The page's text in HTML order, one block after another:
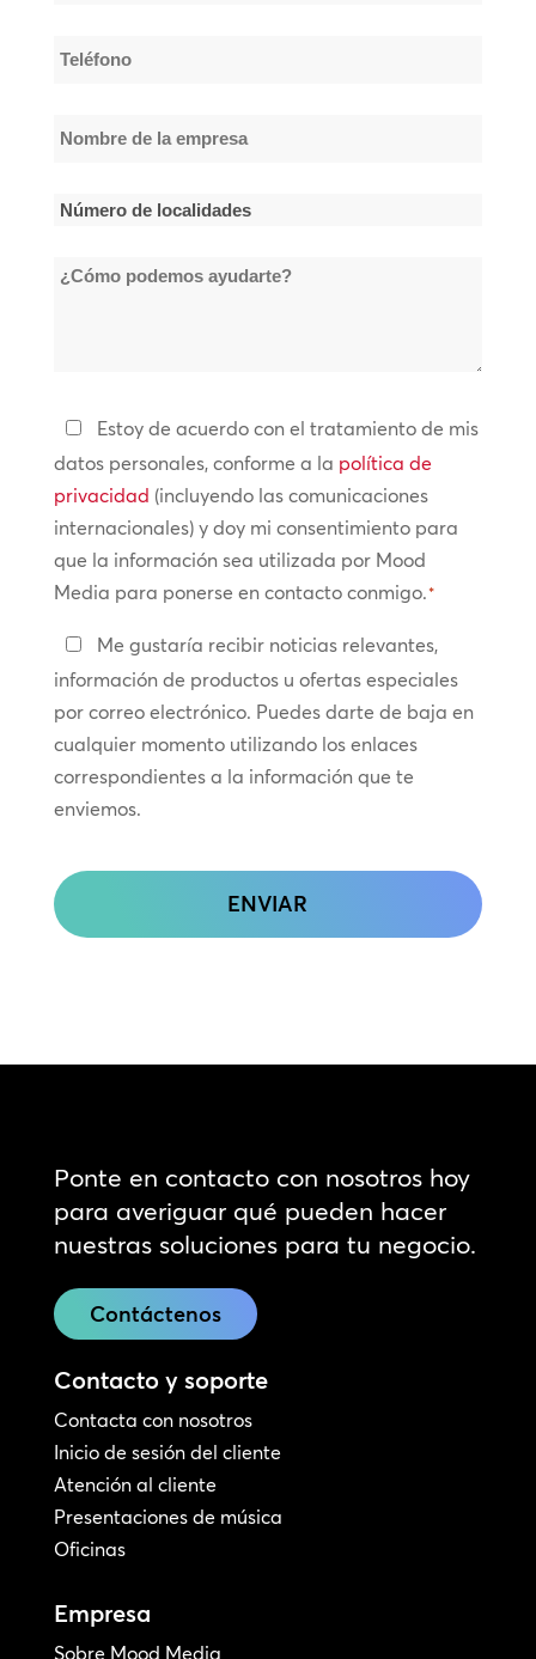
Teléfono
Nombre
Número
localidades
¿Cómo
Política
de
privacidad
*
Estoy de acuerdo con el tratamiento de mis
datos personales, conforme a la política de
privacidad (incluyendo las comunicaciones
internacionales) y doy mi consentimiento para
que la información sea utilizada por Mood
Media para ponerse en contacto conmigo.*
Manténte
en
contacto
Me gustaría recibir noticias relevantes,
información de productos u ofertas especiales
por correo electrónico. Puedes darte de baja en
cualquier momento utilizando los enlaces
correspondientes a la información que te
enviemos.
Ponte en contacto con nosotros hoy
para averiguar qué pueden hacer
nuestras soluciones para tu negocio.
Contáctenos
Contacto y soporte
Contacta con nosotros
Inicio de sesión del cliente
Atención al cliente
Presentaciones de música
Oficinas
Empresa
Sobre Mood Media